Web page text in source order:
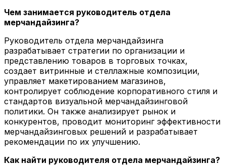
Чем занимается руководитель отдела
мерчандайзинга?
Руководитель отдела мерчандайзинга
разрабатывает стратегии по организации и
представлению товаров в торговых точках,
создает витринные и стеллажные композиции,
управляет макетированием магазинов,
контролирует соблюдение корпоративного стиля и
стандартов визуальной мерчандайзинговой
политики. Он также анализирует рынок и
конкурентов, проводит мониторинг эффективности
мерчандайзинговых решений и разрабатывает
рекомендации по их улучшению.
Как найти руководителя отдела мерчандайзинга?